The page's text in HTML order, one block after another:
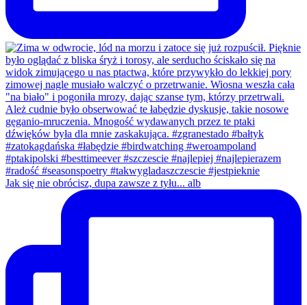
Jak się nie obrócisz, dupa zawsze z tyłu... alb